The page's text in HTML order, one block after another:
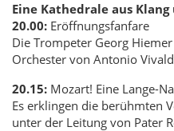
Eine Kathedrale aus
20.00: Eröffnungsfanfare
Die Trompeter Georg
Orchester von Antonio
20.15: Mozart! Eine Lange-
Es erklingen die berühmten
unter der Leitung von Pater